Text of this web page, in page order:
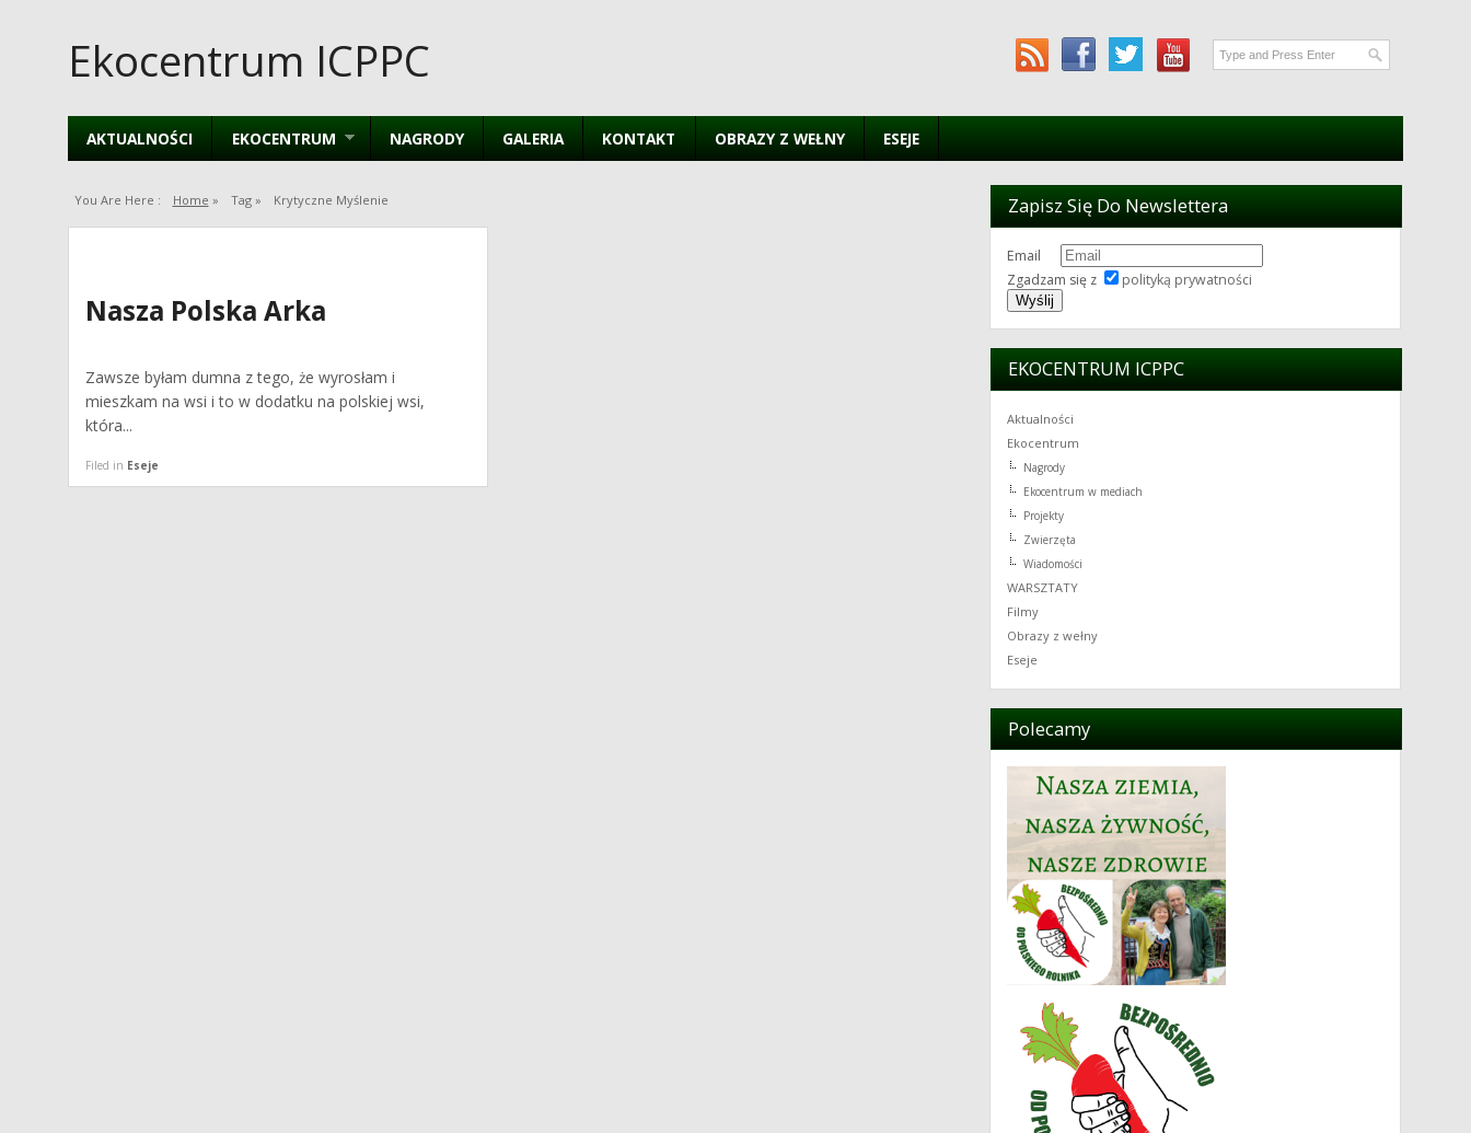
Ekocentrum ICPPC
AKTUALNOŚCI EKOCENTRUM NAGRODY GALERIA KONTAKT OBRAZY Z WEŁNY ESEJE
You Are Here : Home » Tag » Krytyczne Myślenie
Nasza Polska Arka
Zawsze byłam dumna z tego, że wyrosłam i
mieszkam na wsi i to w dodatku na polskiej wsi,
która...
Filed in Eseje
Zapisz Się Do Newslettera
Email
Zgadzam się z
polityką prywatności
EKOCENTRUM ICPPC
Aktualności
Ekocentrum
Nagrody
Ekocentrum w mediach
Projekty
Zwierzęta
Wiadomości
WARSZTATY
Filmy
Obrazy z wełny
Eseje
Polecamy